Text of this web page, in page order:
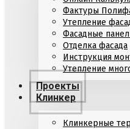
Фактуры
Утепление
Фасадные
Отделка фасада
Инструкция
Утепление
Проекты
Клинкер
Клинкерные